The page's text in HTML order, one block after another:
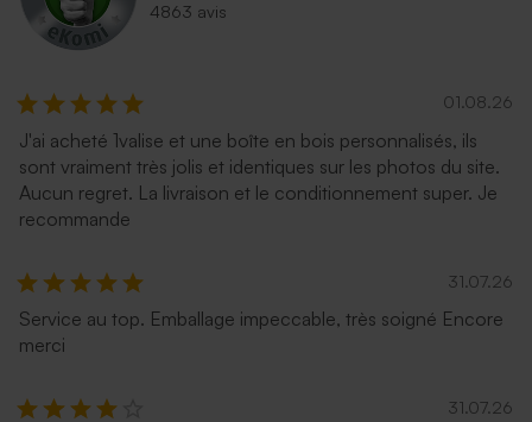
4863 avis
01.08.26
J'ai acheté 1valise et une boîte en bois personnalisés, ils
sont vraiment très jolis et identiques sur les photos du site.
Aucun regret. La livraison et le conditionnement super. Je
recommande
31.07.26
Service au top. Emballage impeccable, très soigné Encore
merci
31.07.26